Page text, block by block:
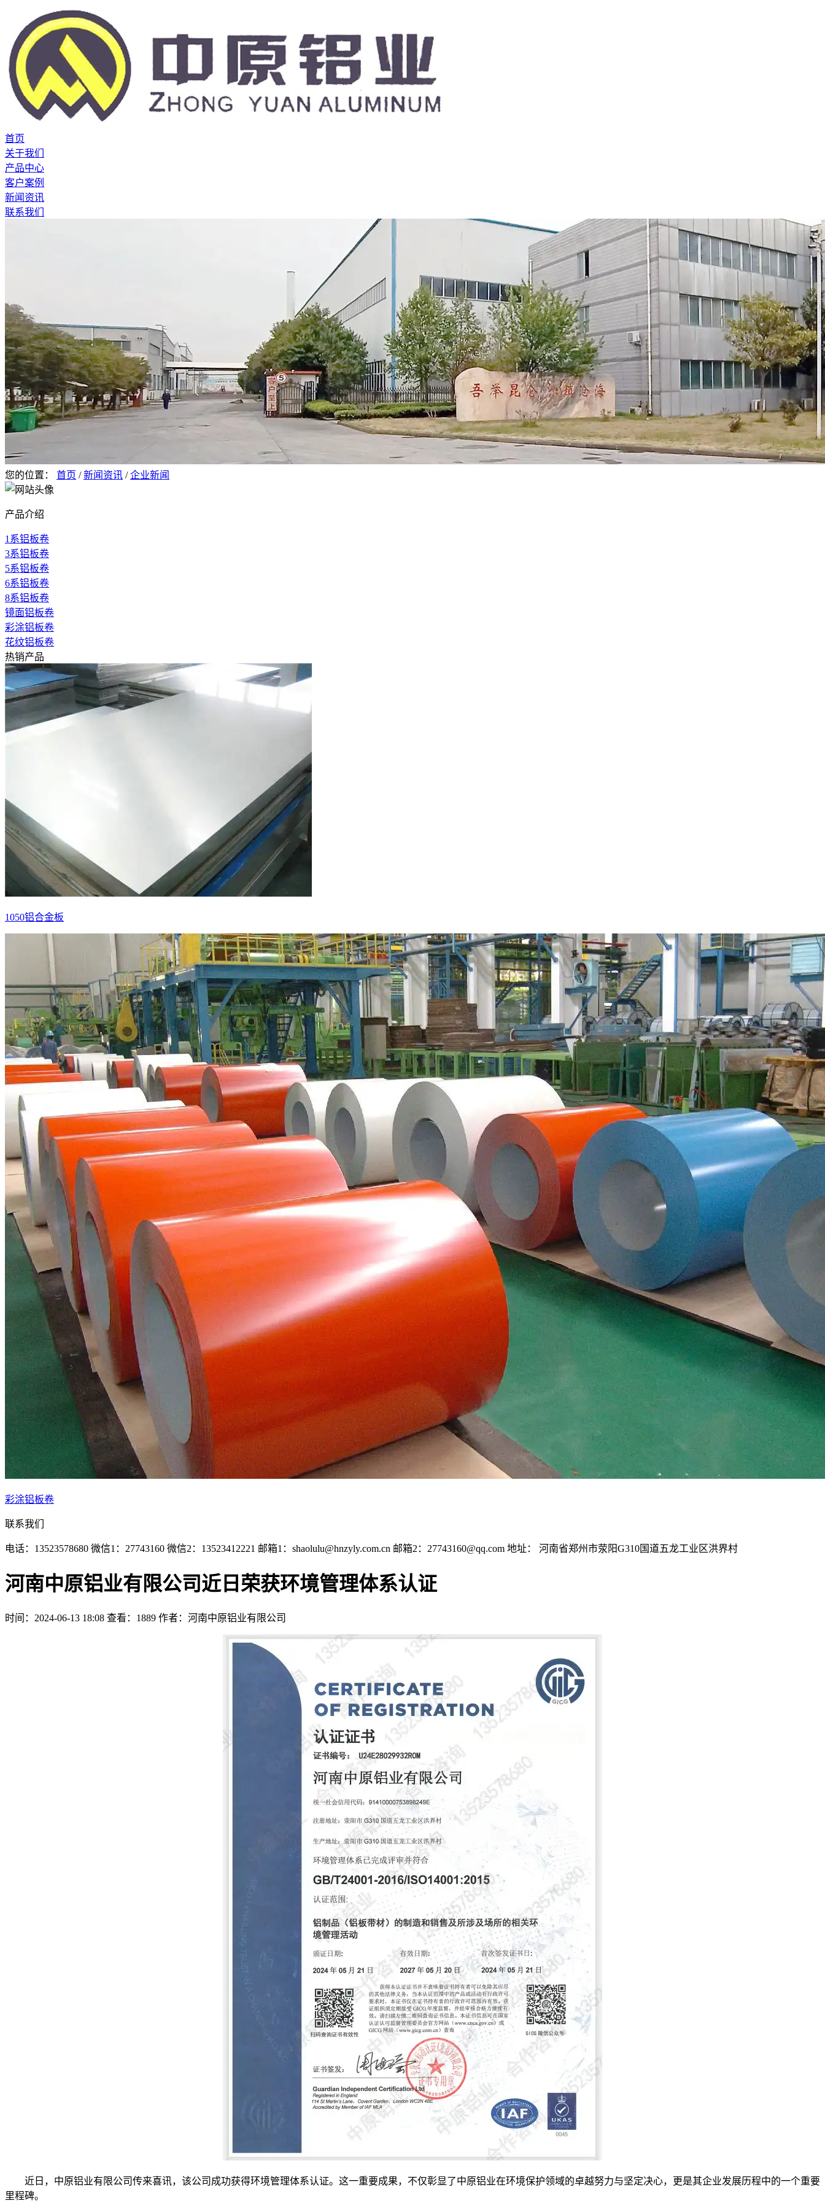
首页
关于我们
产品中心
客户案例
新闻资讯
联系我们
您的位置： 首页 /新闻资讯 /企业新闻
产品介绍
1系铝板卷
3系铝板卷
5系铝板卷
6系铝板卷
8系铝板卷
镜面铝板卷
彩涂铝板卷
花纹铝板卷
热销产品
1050铝合金板
彩涂铝板卷
联系我们
电话：13523578680 微信1：27743160 微信2：13523412221 邮箱1：shaolulu@hnzyly.com.cn 邮箱2：27743160@qq.com 地址： 河南省郑州市荥阳G310国道五龙工业区洪界村
河南中原铝业有限公司近日荣获环境管理体系认证
时间：2024-06-13 18:08 查看：1889 作者：河南中原铝业有限公司
近日，中原铝业有限公司传来喜讯，该公司成功获得环境管理体系认证。这一重要成果，不仅彰显了中原铝业在环境保护领域的卓越努力与坚定决心，更是其企业发展历程中的一个重要
里程碑。